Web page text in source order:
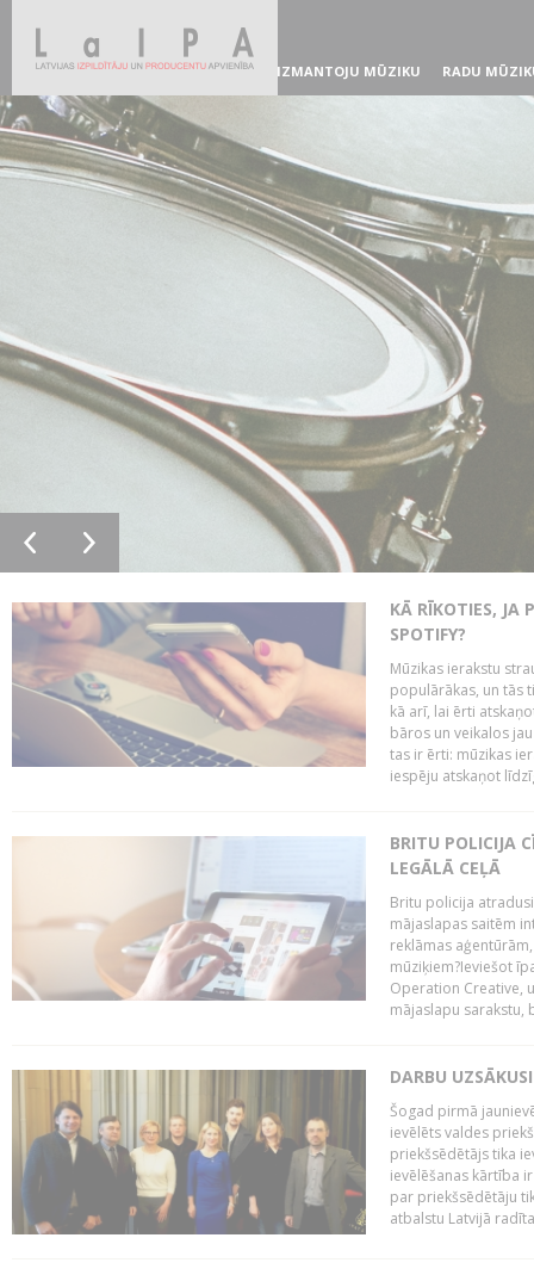
IZMANTOJU MŪZIKU RADU
KĀ RĪKOTIES, JA
SPOTIFY?
Mūzikas ierakstu
populārākas, un tās
kā arī, lai ērti
bāros un veikalos
tas ir ērti: mūzikas
iespēju atskaņot
BRITU POLICIJA
LEGĀLĀ CEĻĀ
Britu policija
mājaslapas saitēm
reklāmas
mūziķiem?Ieviešot
Operation Creative,
mājaslapu sarakstu,
DARBU
Šogad pirmā
ievēlēts valdes
priekšsēdētājs tika
ievēlēšanas kārtība
par priekšsēdētāju
atbalstu Latvijā